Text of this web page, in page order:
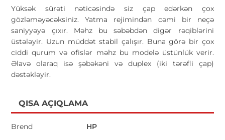
Yüksək sürəti nəticəsində siz çap edərkən çox
gözləməyəcəksiniz. Yatma rejimindən cəmi bir neçə
saniyyəyə çıxır. Məhz bu səbəbdən digər rəqiblərini
üstələyir. Uzun müddət stabil çalışır. Buna görə bir çox
ciddi qurum və ofislər məhz bu modelə üstünlük verir.
Əlavə olaraq isə şəbəkəni və duplex (iki tərəfli çap)
dəstəkləyir.
QISA AÇIQLAMA
Brend HP